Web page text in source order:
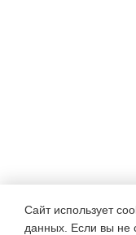
Сайт использует
данных. Если вы не